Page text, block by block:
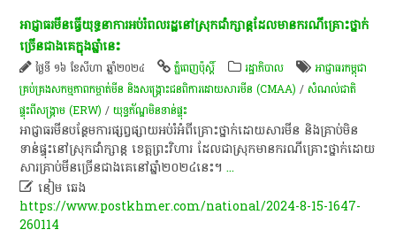
អាជ្ញាធរ​មីន​ធ្វើ​យុទ្ធនាការ​អប់រំ​ពលរដ្ឋ​នៅ​ស្រុក​ជាំក្សាន្ត​ដែល​មាន​ករណី​គ្រោះ​ថ្នាក់​
ច្រើន​ជាង​គេ​ក្នុង​ឆ្នាំ​នេះ
ថ្ងៃទី ១៦ ខែសីហា ឆ្នាំ២០២៤ ភ្នំពេញប៉ុស្តិ៍ រដ្ឋាភិបាល
អាជ្ញាធរ​កម្ពុជា​
គ្រប់គ្រង​សកម្មភាព​កម្ចាត់​មីន និង​សង្គ្រោះ​ជនពិការ​ដោយសារ​មីន (CMAA) /សំណល់ជាតិ
ផ្ទុះពីសង្គ្រាម (ERW) /យុទ្ធភ័ណ្ឌមិនទាន់ផ្ទុះ
អាជ្ញាធរ​មីន​បន្ថែម​ការ​ផ្សព្វផ្សាយ​អប់រំ​អំពី​គ្រោះ​ថ្នាក់​ដោយសារ​មីន​ និង​គ្រាប់​មិន​
ទាន់​ផ្ទុះ​នៅ​ស្រុក​ជាំក្សាន្ត ​ខេត្ត​ព្រះវិហារ ដែល​ជា​ស្រុក​មាន​ករណី​គ្រោះថ្នាក់​ដោយ​
សារ​គ្រាប់​មីន​ច្រើន​ជាង​គេ​នៅ​ឆ្នាំ​២០២៤​នេះ។​...
 នៀម ឆេង
https://www.postkhmer.com/national/2024-8-15-1647-
260114